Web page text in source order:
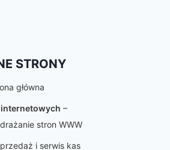
STRONY
główna
–
stron WWW
i serwis kas